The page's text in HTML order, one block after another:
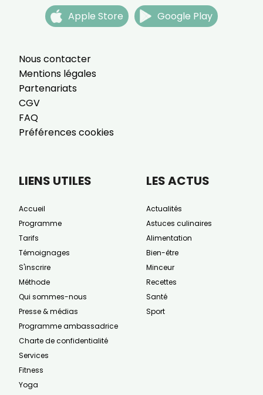
Nous contacter
Mentions légales
Partenariats
CGV
FAQ
Préférences cookies
Apple Store Google Play
LIENS UTILES
Accueil
Programme
Tarifs
Témoignages
S'inscrire
Méthode
Qui sommes-nous
Presse & médias
Programme ambassadrice
Charte de confidentialité
Services
Fitness
Yoga
LES ACTUS
Actualités
Astuces culinaires
Alimentation
Bien-être
Minceur
Recettes
Santé
Sport